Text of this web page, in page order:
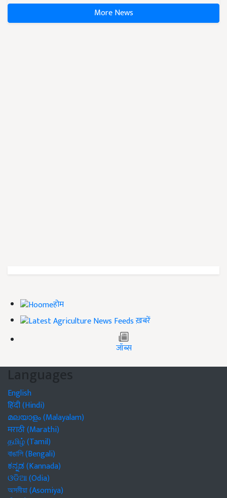
More News
होम
ख़बरें
जॉब्स
Languages
English
हिंदी (Hindi)
മലയാളം (Malayalam)
मराठी (Marathi)
தமிழ் (Tamil)
বাঙালি (Bengali)
ಕನ್ನಡ (Kannada)
ଓଡିଆ (Odia)
অসমীয়া (Asomiya)